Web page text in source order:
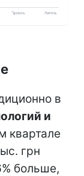
в
и
квартале
грн
больше,